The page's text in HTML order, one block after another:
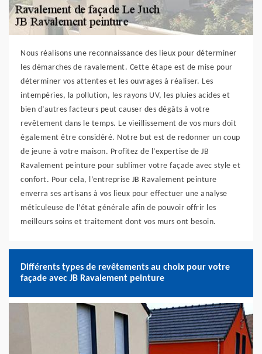
Nous réalisons une reconnaissance des lieux pour déterminer
les démarches de ravalement. Cette étape est de mise pour
déterminer vos attentes et les ouvrages à réaliser. Les
intempéries, la pollution, les rayons UV, les pluies acides et
bien d’autres facteurs peut causer des dégâts à votre
revêtement dans le temps. Le vieillissement de vos murs doit
également être considéré. Notre but est de redonner un coup
de jeune à votre maison. Profitez de l’expertise de JB
Ravalement peinture pour sublimer votre façade avec style et
confort. Pour cela, l’entreprise JB Ravalement peinture
enverra ses artisans à vos lieux pour effectuer une analyse
méticuleuse de l’état générale afin de pouvoir offrir les
meilleurs soins et traitement dont vos murs ont besoin.
Différents types de revêtements au choix pour votre
façade avec JB Ravalement peinture